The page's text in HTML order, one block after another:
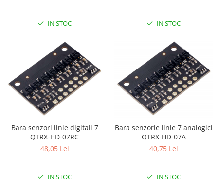
Microcontrollere AVR
PCB - Placute Circuit
Rezistoare
Creion 3D 3Doodler
Imprimante 3D
Componente
IN STOC IN STOC
Bara senzori linie digitali 7
QTRX-HD-07RC
48,05 Lei
IN STOC
Bara senzorie linie 7 analogici
QTRX-HD-07A
40,75 Lei
IN STOC